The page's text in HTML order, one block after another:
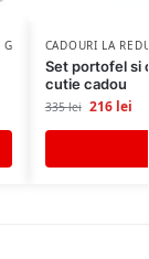
GADGETURI,IDEI CADOU
CADOURI LA
Set portofel si
cutie cadou
335lei 216 lei